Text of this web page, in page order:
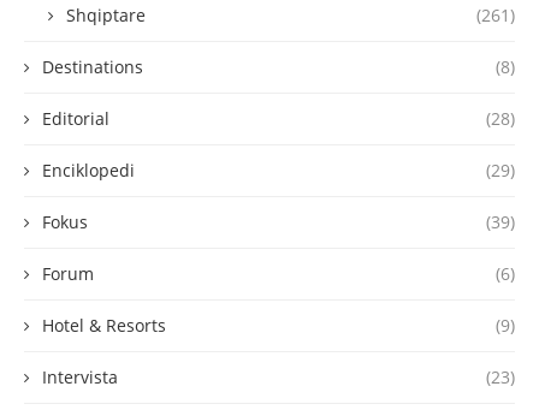
Shqiptare (261)
Destinations (8)
Editorial (28)
Enciklopedi (29)
Fokus (39)
Forum (6)
Hotel & Resorts (9)
Intervista (23)